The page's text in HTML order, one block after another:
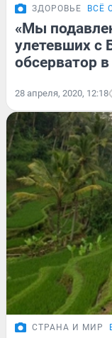
ЗДОРОВЬЕ ВСЁ
«Мы
улетевших с
обсерватор в
28 апреля, 2020, 12:18
СТРАНА И МИР